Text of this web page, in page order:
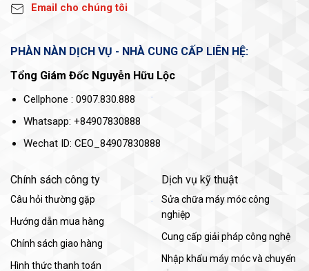
Email cho chúng tôi
PHÀN NÀN DỊCH VỤ - NHÀ CUNG CẤP LIÊN HỆ:
Tổng Giám Đốc Nguyễn Hữu Lộc
Cellphone : 0907.830.888
Whatsapp: +84907830888
Wechat ID: CEO_84907830888
Chính sách công ty
Câu hỏi thường gặp
Hướng dẫn mua hàng
Chính sách giao hàng
Hình thức thanh toán
Dịch vụ kỹ thuật
Sửa chữa máy móc công
nghiệp
Cung cấp giải pháp công nghệ
Nhập khẩu máy móc và chuyển